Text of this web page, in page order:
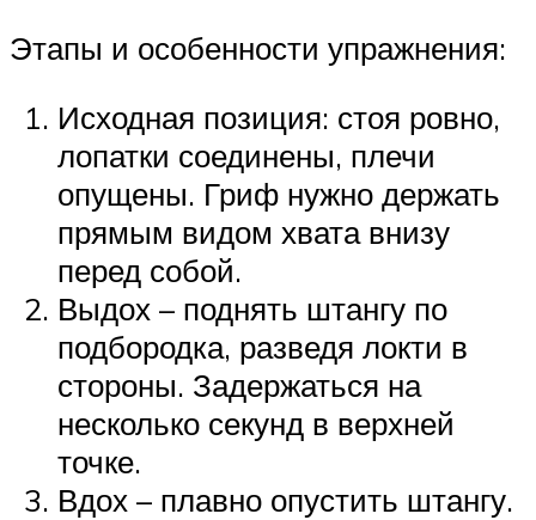
Этапы и особенности упражнения:
Исходная позиция: стоя ровно,
лопатки соединены, плечи
опущены. Гриф нужно держать
прямым видом хвата внизу
перед собой.
Выдох – поднять штангу по
подбородка, разведя локти в
стороны. Задержаться на
несколько секунд в верхней
точке.
Вдох – плавно опустить штангу.